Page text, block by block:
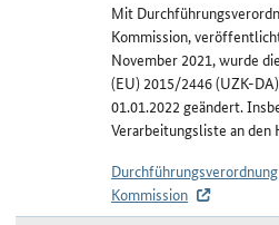
Mit
Kommission,
November 2021, wurde
(EU) 2015/2446 (UZK-
01.01.2022 geändert.
Verarbeitungsliste an den
Kommission